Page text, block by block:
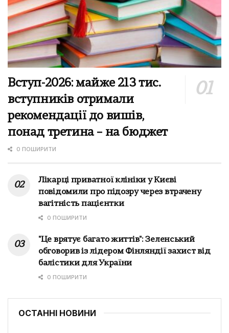
Вступ-2026: майже 213 тис.
вступників отримали
рекомендації до вишів,
понад третина – на бюджет
0 ПОШИРИТИ
Лікарці приватної клініки у Києві
повідомили про підозру через втрачену
вагітність пацієнтки
0 ПОШИРИТИ
"Це врятує багато життів": Зеленський
обговорив із лідером Фінляндії захист від
балістики для України
0 ПОШИРИТИ
ОСТАННІ НОВИНИ